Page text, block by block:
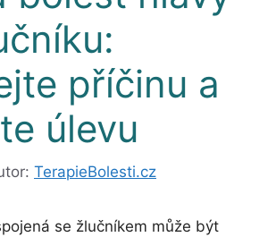
příčinu a
úlevu
TerapieBolesti.cz
se žlučníkem může být